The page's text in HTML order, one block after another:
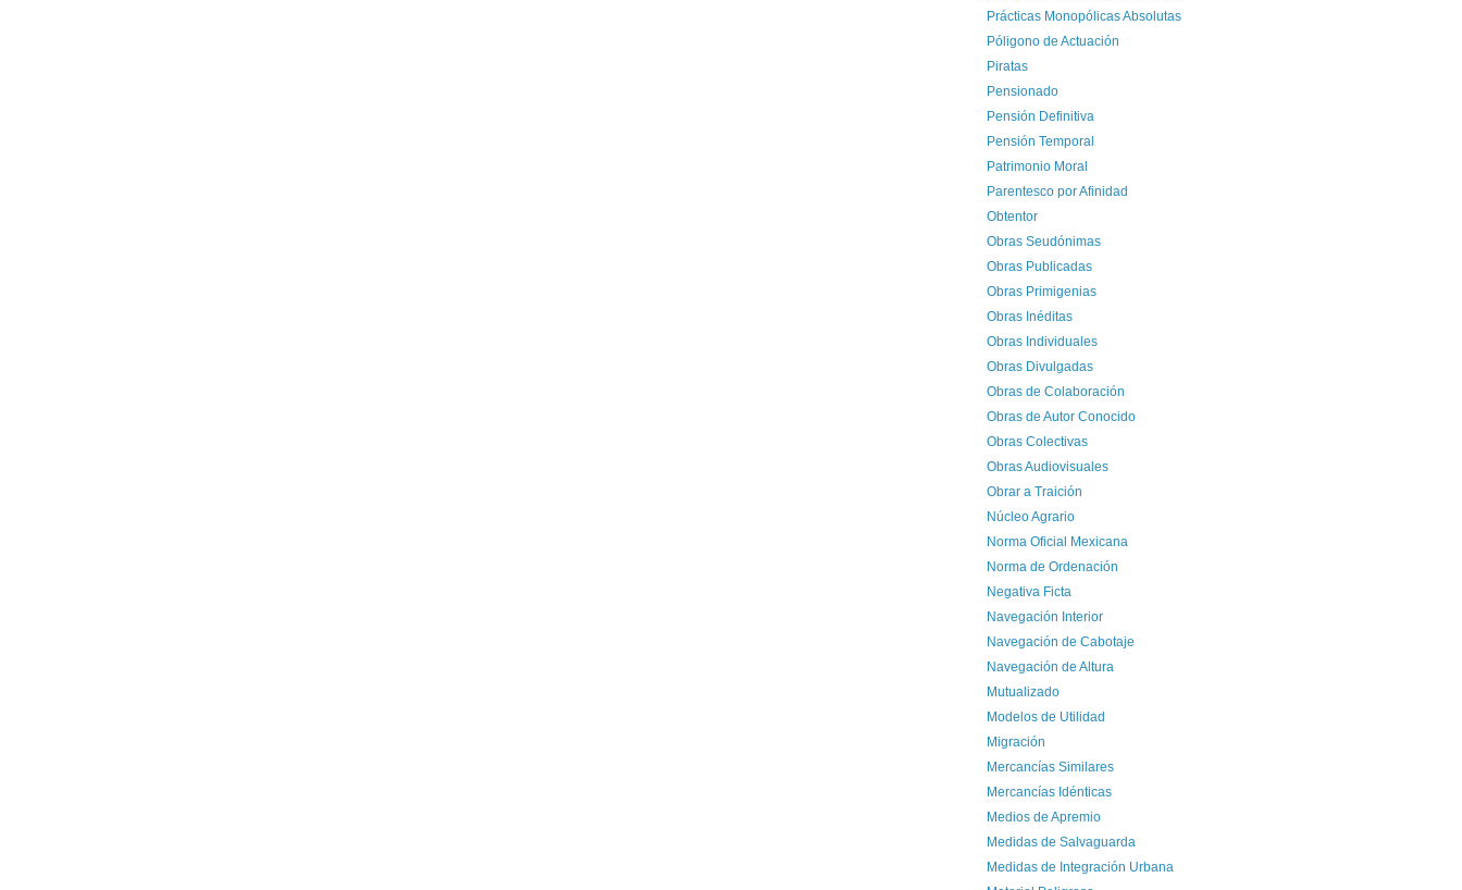
Prácticas Monopólicas Absolutas
Póligono de Actuación
Piratas
Pensionado
Pensión Definitiva
Pensión Temporal
Patrimonio Moral
Parentesco por Afinidad
Obtentor
Obras Seudónimas
Obras Publicadas
Obras Primigenias
Obras Inéditas
Obras Individuales
Obras Divulgadas
Obras de Colaboración
Obras de Autor Conocido
Obras Colectivas
Obras Audiovisuales
Obrar a Traición
Núcleo Agrario
Norma Oficial Mexicana
Norma de Ordenación
Negativa Ficta
Navegación Interior
Navegación de Cabotaje
Navegación de Altura
Mutualizado
Modelos de Utilidad
Migración
Mercancías Similares
Mercancías Idénticas
Medios de Apremio
Medidas de Salvaguarda
Medidas de Integración Urbana